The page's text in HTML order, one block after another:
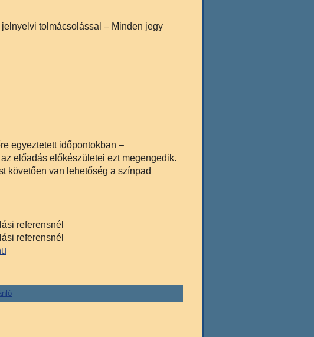
tolmácsolással – Minden jegy
egyeztetett időpontokban –
előadás előkészületei ezt megengedik.
követően van lehetőség a színpad
referensnél
referensnél